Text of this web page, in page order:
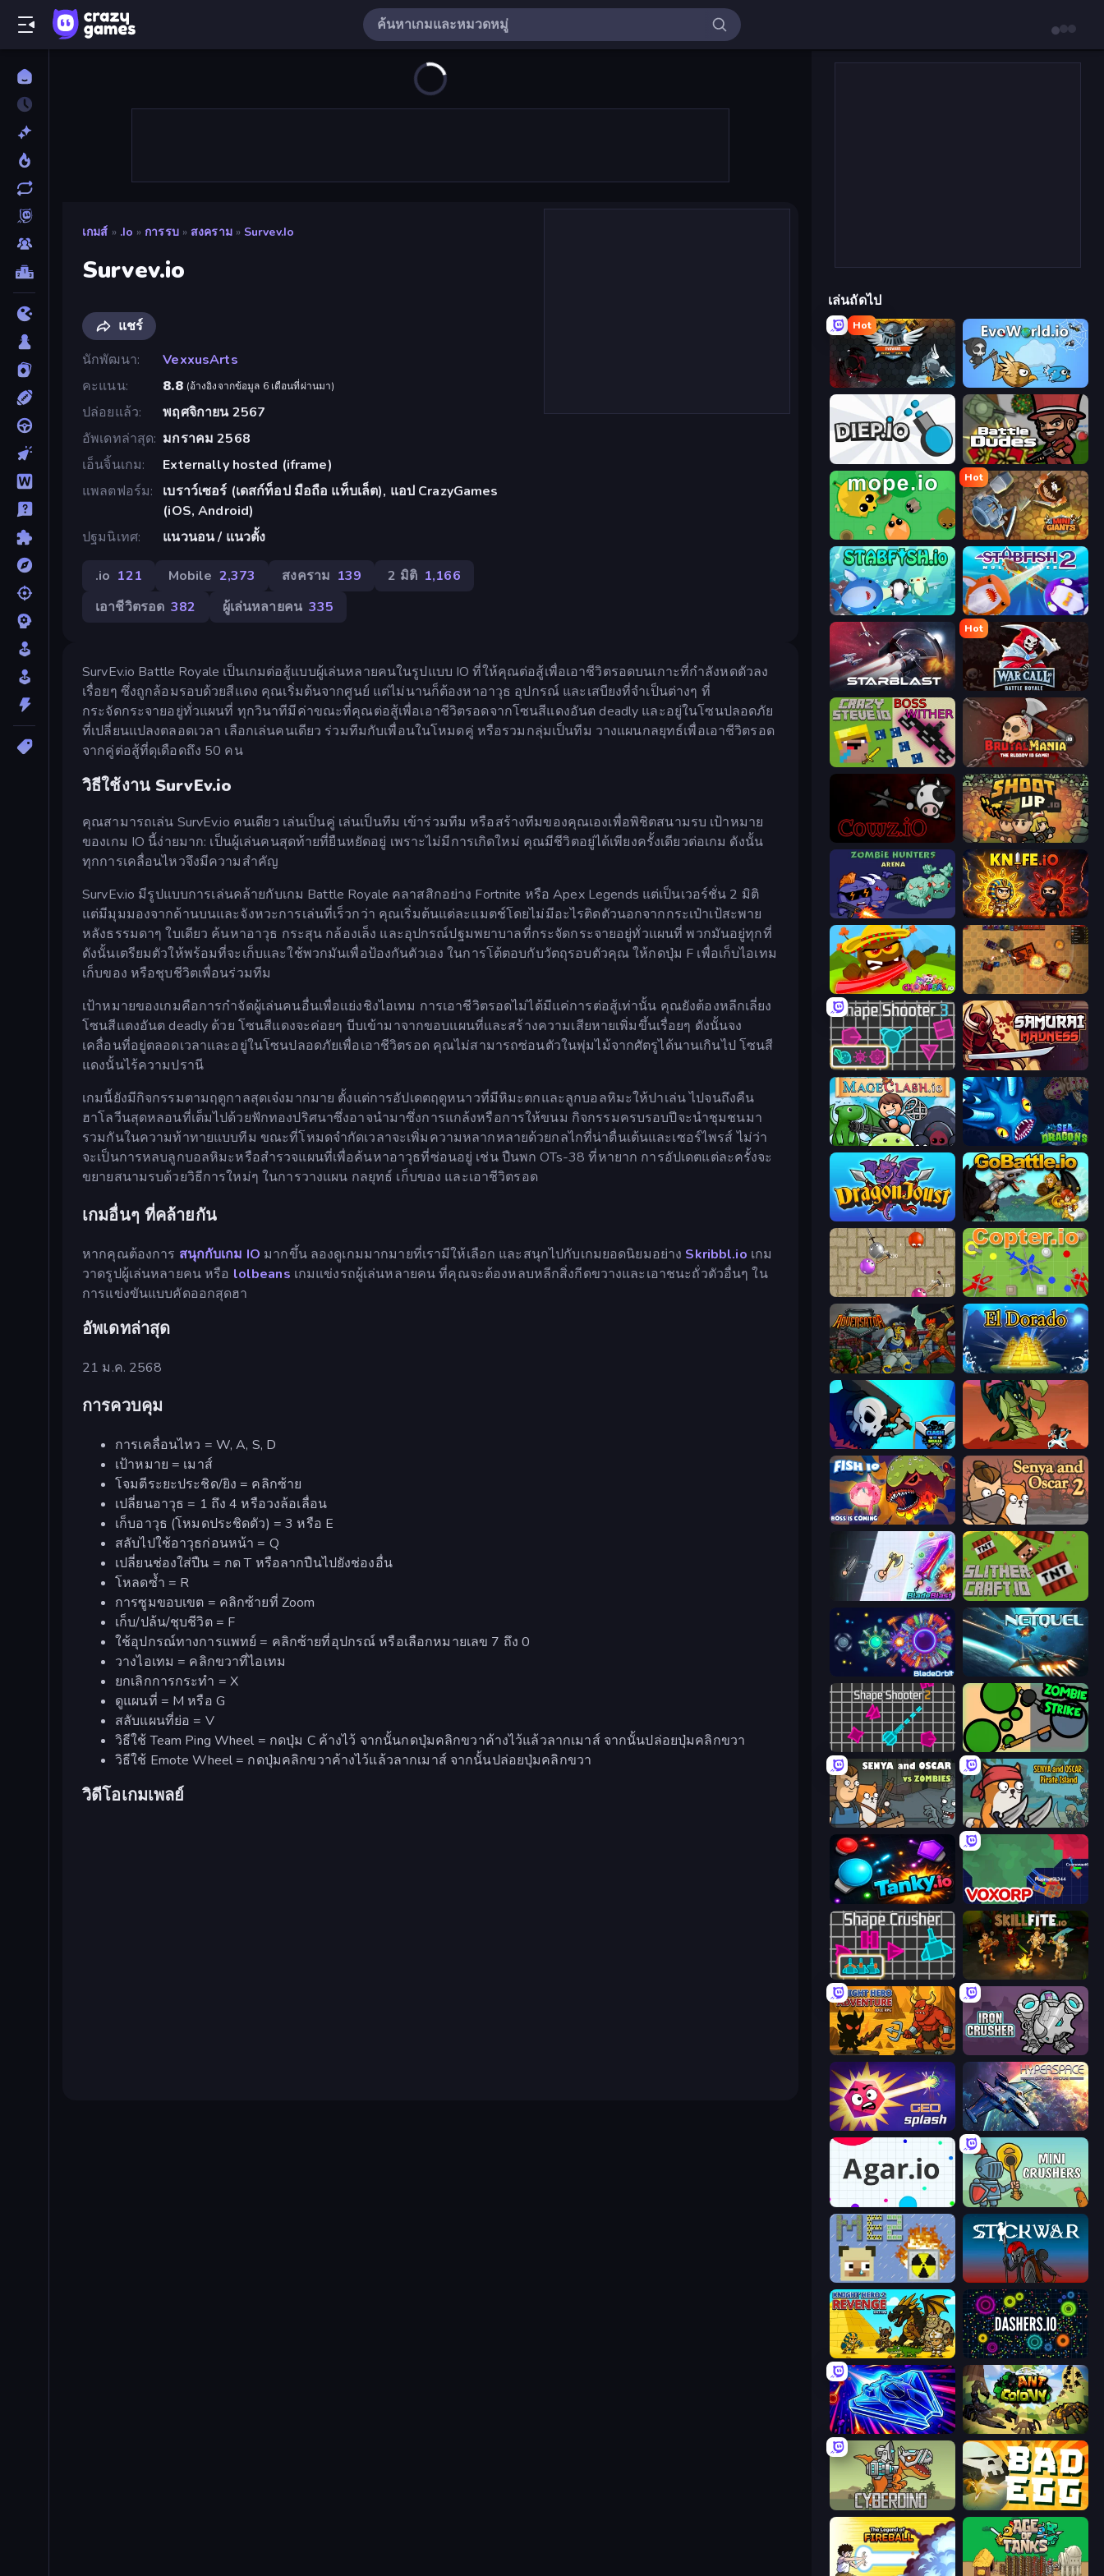
เกมส์ » .io » การรบ » สงคราม » Survev.io
Survev.io
แชร์
นักพัฒนา
VexxusArts
คะแนน
8.8 (อ้างอิงจากข้อมูล 6 เดือนที่ผ่านมา)
ปล่อยแล้ว
พฤศจิกายน 2567
อัพเดทล่าสุด มกราคม 2568
เอ็นจิ้นเกม
Externally hosted (iframe)
แพลตฟอร์ม
เบราว์เซอร์ (เดสก์ท็อป มือถือ แท็บเล็ต), แอป CrazyGames
(iOS, Android)
ปฐมนิเทศ
แนวนอน / แนวตั้ง
.io 121 Mobile 2,373 สงคราม 139 2 มิติ 1,166
เอาชีวิตรอด 382 ผู้เล่นหลายคน 335
SurvEv.io Battle Royale เป็นเกมต่อสู้แบบผู้เล่นหลายคนในรูปแบบ IO ที่ให้คุณต่อสู้เพื่อเอาชีวิตรอดบนเกาะที่กำลังหดตัวลง
เรื่อยๆ ซึ่งถูกล้อมรอบด้วยสีแดง คุณเริ่มต้นจากศูนย์ แต่ไม่นานก็ต้องหาอาวุธ อุปกรณ์ และเสบียงที่จำเป็นต่างๆ ที่
กระจัดกระจายอยู่ทั่วแผนที่ ทุกวินาทีมีค่าขณะที่คุณต่อสู้เพื่อเอาชีวิตรอดจากโซนสีแดงอันต deadly และอยู่ในโซนปลอดภัย
ที่เปลี่ยนแปลงตลอดเวลา เลือกเล่นคนเดียว ร่วมทีมกับเพื่อนในโหมดคู่ หรือรวมกลุ่มเป็นทีม วางแผนกลยุทธ์เพื่อเอาชีวิตรอด
จากคู่ต่อสู้ที่ดุเดือดถึง 50 คน
วิธีใช้งาน SurvEv.io
คุณสามารถเล่น SurvEv.io คนเดียว เล่นเป็นคู่ เล่นเป็นทีม เข้าร่วมทีม หรือสร้างทีมของคุณเองเพื่อพิชิตสนามรบ เป้าหมาย
ของเกม IO นี้ง่ายมาก: เป็นผู้เล่นคนสุดท้ายที่ยืนหยัดอยู่ เพราะไม่มีการเกิดใหม่ คุณมีชีวิตอยู่ได้เพียงครั้งเดียวต่อเกม ดังนั้น
ทุกการเคลื่อนไหวจึงมีความสำคัญ
SurvEv.io มีรูปแบบการเล่นคล้ายกับเกม Battle Royale คลาสสิกอย่าง Fortnite หรือ Apex Legends แต่เป็นเวอร์ชั่น 2 มิติ
แต่มีมุมมองจากด้านบนและจังหวะการเล่นที่เร็วกว่า คุณเริ่มต้นแต่ละแมตช์โดยไม่มีอะไรติดตัวนอกจากกระเป๋าเป้สะพาย
หลังธรรมดาๆ ใบเดียว ค้นหาอาวุธ กระสุน กล้องเล็ง และอุปกรณ์ปฐมพยาบาลที่กระจัดกระจายอยู่ทั่วแผนที่ พวกมันอยู่ทุกที่
ดังนั้นเตรียมตัวให้พร้อมที่จะเก็บและใช้พวกมันเพื่อป้องกันตัวเอง ในการโต้ตอบกับวัตถุรอบตัวคุณ ให้กดปุ่ม F เพื่อเก็บไอเทม
เก็บของ หรือชุบชีวิตเพื่อนร่วมทีม
เป้าหมายของเกมคือการกำจัดผู้เล่นคนอื่นเพื่อแย่งชิงไอเทม การเอาชีวิตรอดไม่ได้มีแค่การต่อสู้เท่านั้น คุณยังต้องหลีกเลี่ยง
โซนสีแดงอันต deadly ด้วย โซนสีแดงจะค่อยๆ บีบเข้ามาจากขอบแผนที่และสร้างความเสียหายเพิ่มขึ้นเรื่อยๆ ดังนั้นจง
เคลื่อนที่อยู่ตลอดเวลาและอยู่ในโซนปลอดภัยเพื่อเอาชีวิตรอด คุณไม่สามารถซ่อนตัวในพุ่มไม้จากศัตรูได้นานเกินไป โซนสี
แดงนั้นไร้ความปรานี
เกมนี้ยังมีกิจกรรมตามฤดูกาลสุดเจ๋งมากมาย ตั้งแต่การอัปเดตฤดูหนาวที่มีหิมะตกและลูกบอลหิมะให้ปาเล่น ไปจนถึงคืน
ฮาโลวีนสุดหลอนที่เต็มไปด้วยฟักทองปริศนาซึ่งอาจนำมาซึ่งการแกล้งหรือการให้ขนม กิจกรรมครบรอบปีจะนำชุมชนมา
รวมกันในความท้าทายแบบทีม ขณะที่โหมดจำกัดเวลาจะเพิ่มความหลากหลายด้วยกลไกที่น่าตื่นเต้นและเซอร์ไพรส์ ไม่ว่า
จะเป็นการหลบลูกบอลหิมะหรือสำรวจแผนที่เพื่อค้นหาอาวุธที่ซ่อนอยู่ เช่น ปืนพก OTs-38 ที่หายาก การอัปเดตแต่ละครั้งจะ
ขยายสนามรบด้วยวิธีการใหม่ๆ ในการวางแผน กลยุทธ์ เก็บของ และเอาชีวิตรอด
เกมอื่นๆ ที่คล้ายกัน
หากคุณต้องการ สนุกกับเกม IO มากขึ้น ลองดูเกมมากมายที่เรามีให้เลือก และสนุกไปกับเกมยอดนิยมอย่าง Skribbl.io เกม
วาดรูปผู้เล่นหลายคน หรือ lolbeans เกมแข่งรถผู้เล่นหลายคน ที่คุณจะต้องหลบหลีกสิ่งกีดขวางและเอาชนะถั่วตัวอื่นๆ ใน
การแข่งขันแบบคัดออกสุดฮา
อัพเดทล่าสุด
21 ม.ค. 2568
การควบคุม
การเคลื่อนไหว = W, A, S, D
เป้าหมาย = เมาส์
โจมตีระยะประชิด/ยิง = คลิกซ้าย
เปลี่ยนอาวุธ = 1 ถึง 4 หรือวงล้อเลื่อน
เก็บอาวุธ (โหมดประชิดตัว) = 3 หรือ E
สลับไปใช้อาวุธก่อนหน้า = Q
เปลี่ยนช่องใส่ปืน = กด T หรือลากปืนไปยังช่องอื่น
โหลดซ้ำ = R
การซูมขอบเขต = คลิกซ้ายที่ Zoom
เก็บ/ปล้น/ชุบชีวิต = F
ใช้อุปกรณ์ทางการแพทย์ = คลิกซ้ายที่อุปกรณ์ หรือเลือกหมายเลข 7 ถึง 0
วางไอเทม = คลิกขวาที่ไอเทม
ยกเลิกการกระทำ = X
ดูแผนที่ = M หรือ G
สลับแผนที่ย่อ = V
วิธีใช้ Team Ping Wheel = กดปุ่ม C ค้างไว้ จากนั้นกดปุ่มคลิกขวาค้างไว้แล้วลากเมาส์ จากนั้นปล่อยปุ่มคลิกขวา
วิธีใช้ Emote Wheel = กดปุ่มคลิกขวาค้างไว้แล้วลากเมาส์ จากนั้นปล่อยปุ่มคลิกขวา
วิดีโอเกมเพลย์
เล่นถัดไป
Hot
EvoWars.io
Diep.io BattleDudes.io
Mope.io
Hot
MiniGiants.io
Stabfish.io Stabfish 2
StarBlast
Hot
WarCall.io
CrazySteve.io BrutalMania.io (Brutal Mania)
cowz.io Shootup.io
Zombie Hunters Online Knife.io
Chompers.io Tanko.io
Shape Shooter 3 Samurai Madness
Mageclash.io SeaDragons.io
Dragon Joust (.io) GoBattle.io
Balloons.io Copter.io
Adversator El Dorado Lite
Clash of Skulls Monster Impact
Fish IO Senya and Oscar 2
BladeBlast.io SlitherCraft.io
BladeOrbit.io Netquel
Shape Shooter 2 ZombieStrike
Senya and Oscar vs Zombies Senya and Oscar: Pirate Island
Tanky.io Voxorp
Shape Crusher Skillfite.io
Knight Hero Adventure Idle RPG Iron Crusher
GEOsplash Hyperspace: Quantum Fracture
Agar.io Mini Crushers
MineEnergy2 Stick War
Knight Hero 2 Revenge Idle RPG Dashers.io
Stellar Swarm Ant Colony: New War
Bad Egg